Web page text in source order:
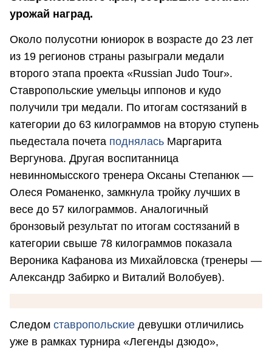
урожай наград.
Около полусотни юниорок в возрасте до 23 лет
из 19 регионов страны разыграли медали
второго этапа проекта «Russian Judo Tour».
Ставропольские умельцы иппонов и кудо
получили три медали. По итогам состязаний в
категории до 63 килограммов на вторую ступень
пьедестала почета поднялась Маргарита
Вергунова. Другая воспитанница
невинномысского тренера Оксаны Степанюк —
Олеся Романенко, замкнула тройку лучших в
весе до 57 килограммов. Аналогичный
бронзовый результат по итогам состязаний в
категории свыше 78 килограммов показала
Вероника Кафанова из Михайловска (тренеры —
Александр Забирко и Виталий Волобуев).
Следом ставропольские девушки отличились
уже в рамках турнира «Легенды дзюдо»,